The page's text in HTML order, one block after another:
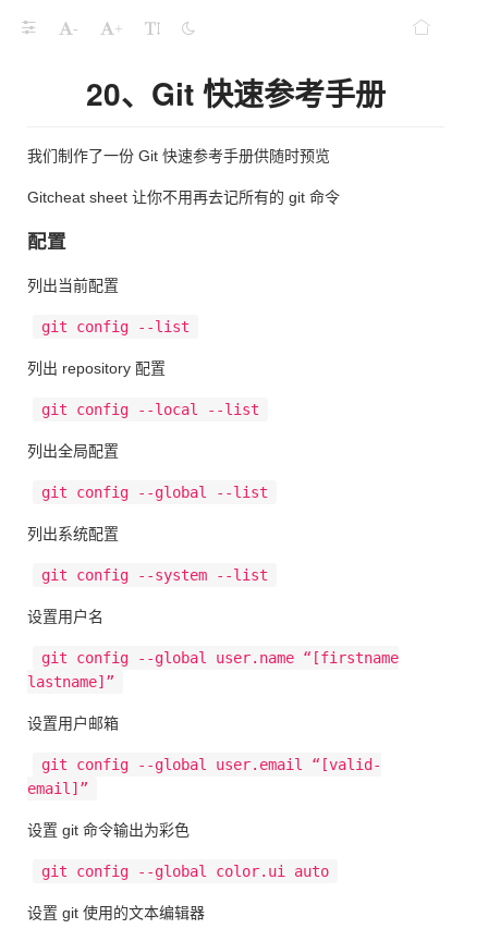
- +
20、Git 快速参考手册
我们制作了一份 Git 快速参考手册供随时预览
Gitcheat sheet 让你不用再去记所有的 git 命令
配置
列出当前配置
git config --list
列出 repository 配置
git config --local --list
列出全局配置
git config --global --list
列出系统配置
git config --system --list
设置用户名
git config --global user.name “[firstname
lastname]”
设置用户邮箱
git config --global user.email “[valid-
email]”
设置 git 命令输出为彩色
git config --global color.ui auto
设置 git 使用的文本编辑器